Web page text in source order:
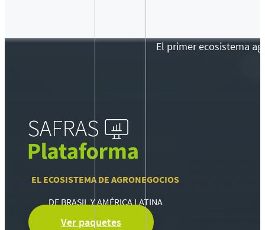
El primer ecosistema
EL ECOSISTEMA DE AGRONEGOCIOS
DE BRASIL Y AMÉRICA LATINA
Ver paquetes